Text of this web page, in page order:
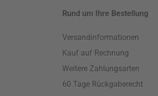
Rund um Ihre Bestellung
Versandinformationen
Kauf auf Rechnung
Weitere Zahlungsarten
60 Tage Rückgaberecht